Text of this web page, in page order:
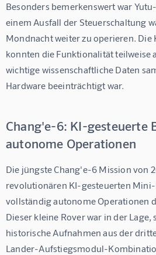
Besonders bemerkenswert war
einem Ausfall der Steuerschaltung
Mondnacht weiter zu operieren. Die
konnten die Funktionalität teilweise
wichtige wissenschaftliche Daten
Hardware beeinträchtigt war.
Chang'e-6: KI-gesteuerte
autonome Operationen
Die jüngste Chang'e-6 Mission von
revolutionären KI-gesteuerten
vollständig autonome Operationen
Dieser kleine Rover war in der Lage,
historische Aufnahmen aus der
Lander-Aufstiegsmodul-